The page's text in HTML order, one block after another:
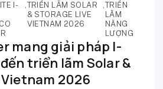
I-
,TRIỂN LÃM SOLAR
& STORAGE LIVE
VIETNAM 2026
,TRIỂN
LÃM
NĂNG
LƯỢNG
mang giải pháp I-
đến triển lãm Solar &
2026